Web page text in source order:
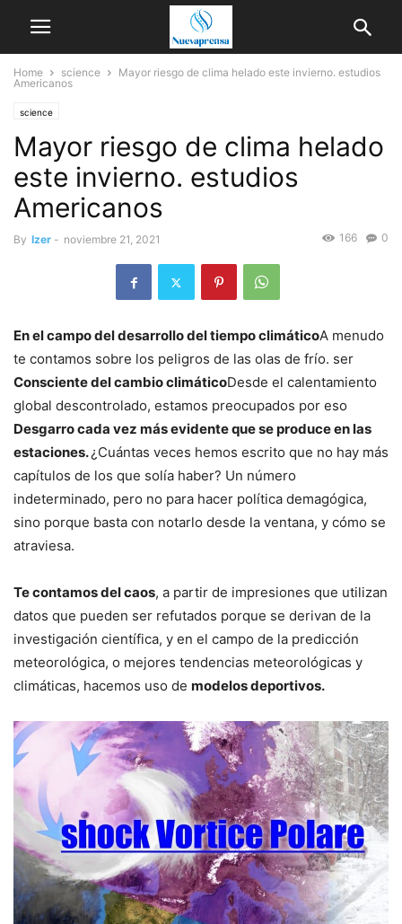
Home science
Mayor riesgo de clima helado este invierno. estudios
Americanos
science
Mayor riesgo de clima helado
este invierno. estudios
Americanos
By Izer - noviembre 21, 2021 0
166
En el campo del desarrollo del tiempo climáticoA menudo
te contamos sobre los peligros de las olas de frío. ser
Consciente del cambio climáticoDesde el calentamiento
global descontrolado, estamos preocupados por eso
Desgarro cada vez más evidente que se produce en las
estaciones.¿Cuántas veces hemos escrito que no hay más
capítulos de los que solía haber? Un número
indeterminado, pero no para hacer política demagógica,
sino porque basta con notarlo desde la ventana, y cómo se
atraviesa.
Te contamos del caos, a partir de impresiones que utilizan
datos que pueden ser refutados porque se derivan de la
investigación científica, y en el campo de la predicción
meteorológica, o mejores tendencias meteorológicas y
climáticas, hacemos uso de modelos deportivos.